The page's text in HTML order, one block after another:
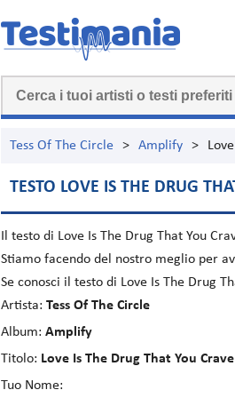
Tess Of The Circle > Amplify >
TESTO LOVE IS THE DRUG
Il testo di Love Is The Drug That You
Stiamo facendo del nostro meglio per
Se conosci il testo di Love Is The Drug
Artista: Tess Of The Circle
Album: Amplify
Titolo: Love Is The Drug That You Crave
Tuo Nome: